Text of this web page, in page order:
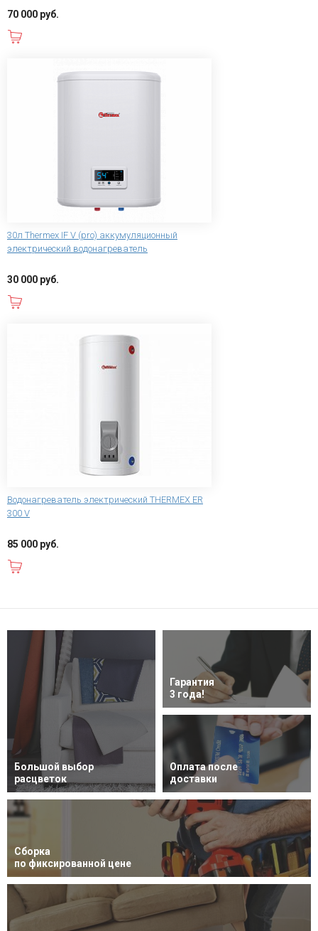
70 000 руб.
30л Thermex IF V (pro) аккумуляционный
электрический водонагреватель
30 000 руб.
Водонагреватель электрический THERMEX ER
300 V
85 000 руб.
Большой выбор
расцветок
Гарантия
3 года!
Оплата после
доставки
Сборка
по фиксированной цене